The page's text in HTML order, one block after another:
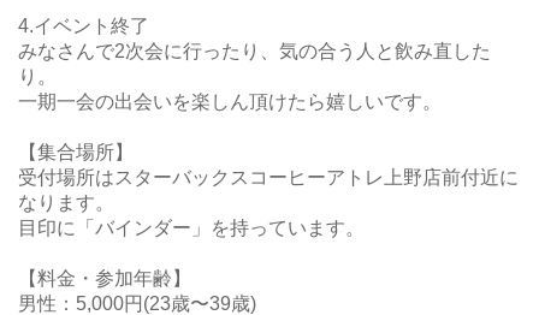
4.イベント終了
みなさんで2次会に行ったり、気の合う人と飲み直した
り。
一期一会の出会いを楽しん頂けたら嬉しいです。
【集合場所】
受付場所はスターバックスコーヒーアトレ上野店前付近に
なります。
目印に「バインダー」を持っています。
【料金・参加年齢】
男性：5,000円(23歳〜39歳)